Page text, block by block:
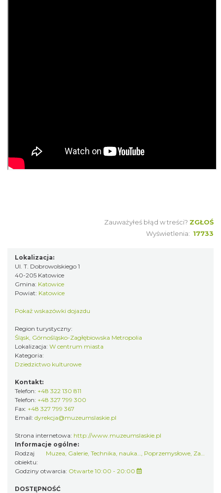
Zauważyłeś błąd w treści? ZGŁOŚ
Wyświetlenia: 17733
Lokalizacja:
Ul. T. Dobrowolskiego 1
40-205 Katowice
Gmina: Katowice
Powiat: Katowice
Pokaż wskazówki dojazdu
Region turystyczny:
Śląsk, Górnośląsko-Zagłębiowska Metropolia
Lokalizacja: W centrum miasta
Kategoria:
Dziedzictwo kulturowe
Kontakt:
Telefon: +48 322 130 811
Telefon: +48 327 799 300
Fax: +48 327 799 367
Email: dyrekcja@muzeumslaskie.pl
Strona internetowa: http://www.muzeumslaskie.pl
Informacje ogólne:
Rodzaj
obiektu:
Muzea Galerie, Technika, nauka… Poprzemysłowe, Zabytki sakralne
Godziny otwarcia: Otwarte 10:00 - 20:00
DOSTĘPNOŚĆ